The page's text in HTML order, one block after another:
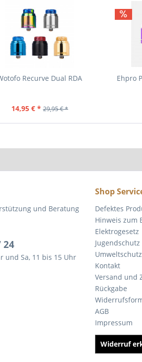
Recurve Dual RDA
14,95 € * 29,95 € *
Ehpro
und Beratung
24
und Sa, 11 bis 15 Uhr
Shop
Defektes
Hinweis zum
Elektrogesetz
Jugendschutz
Umweltschutz
Kontakt
Versand und
Rückgabe
AGB
Impressum
Widerruf